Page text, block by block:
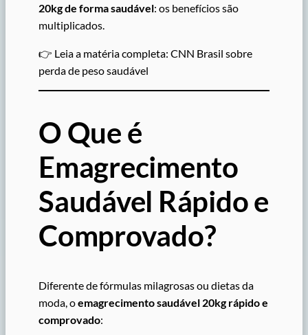
20kg de forma saudável: os benefícios são
multiplicados.
👉 Leia a matéria completa: CNN Brasil sobre
perda de peso saudável
O Que é
Emagrecimento
Saudável Rápido e
Comprovado?
Diferente de fórmulas milagrosas ou dietas da
moda, oemagrecimento saudável 20kg rápido e
comprovado: